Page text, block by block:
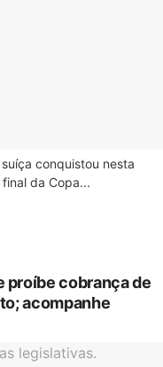
conquistou nesta
da Copa...
proíbe cobrança de
acompanhe